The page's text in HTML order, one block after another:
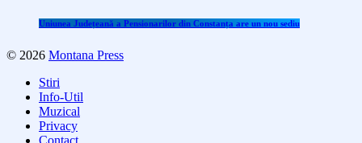
Uniunea Județeană a Pensionarilor din Constanța are un nou sediu
© 2026 Montana Press
Stiri
Info-Util
Muzical
Privacy
Contact